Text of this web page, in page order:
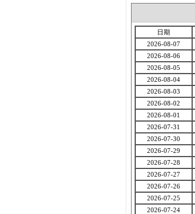
日期
2026-08-07
2026-08-06
2026-08-05
2026-08-04
2026-08-03
2026-08-02
2026-08-01
2026-07-31
2026-07-30
2026-07-29
2026-07-28
2026-07-27
2026-07-26
2026-07-25
2026-07-24